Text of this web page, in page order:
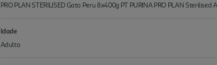
PRO PLAN STERILISED Gato Peru 8x400g PT PURINA PRO PLAN
Idade
Adulto